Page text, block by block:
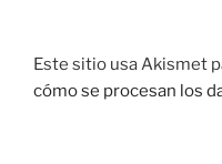
Este sitio usa Akismet
cómo se procesan los